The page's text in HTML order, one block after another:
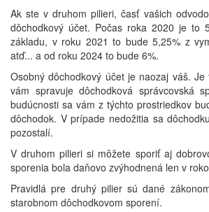
Ak ste v druhom pilieri, časť vašich
dôchodkový účet. Počas roka 2020 je to
základu, v roku 2021 to bude 5,25% z
atď... a od roku 2024 to bude 6%.
Osobný dôchodkový účet je naozaj váš.
vám spravuje dôchodková správcovská
budúcnosti sa vám z týchto prostriedkov
dôchodok. V prípade nedožitia sa
pozostalí.
V druhom pilieri si môžete sporiť aj
sporenia bola daňovo zvýhodnená len v
Pravidlá pre druhý pilier sú dané
starobnom dôchodkovom sporení.